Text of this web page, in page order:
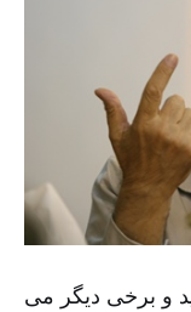
و برخی دیگر می